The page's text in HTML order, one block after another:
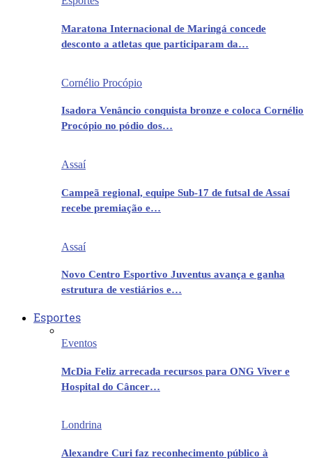
Maratona Internacional de Maringá concede
desconto a atletas que participaram da…
Cornélio Procópio
Isadora Venâncio conquista bronze e coloca Cornélio
Procópio no pódio dos…
Assaí
Campeã regional, equipe Sub-17 de futsal de Assaí
recebe premiação e…
Assaí
Novo Centro Esportivo Juventus avança e ganha
estrutura de vestiários e…
Esportes
Eventos
McDia Feliz arrecada recursos para ONG Viver e
Hospital do Câncer…
Londrina
Alexandre Curi faz reconhecimento público à